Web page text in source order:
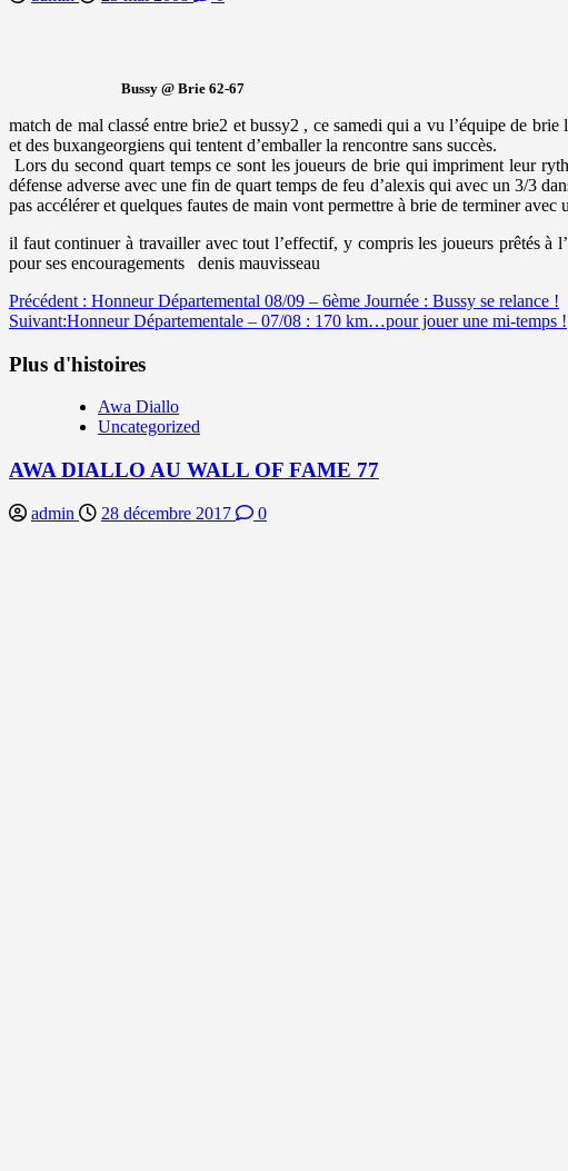
Bussy @ Brie 62-67
match de mal classé entre brie2 et bussy2 , ce samedi qui a vu l’équipe de
et des buxangeorgiens qui tentent d’emballer la rencontre sans succès.
Lors du second quart temps ce sont les joueurs de brie qui impriment leur
défense adverse avec une fin de quart temps de feu d’alexis qui avec un 3/3
pas accélérer et quelques fautes de main vont permettre à brie de terminer avec
il faut continuer à travailler avec tout l’effectif, y compris les joueurs prêtés
pour ses encouragements denis mauvisseau
Navigation
d’article
Précédent : Honneur Départemental 08/09 – 6ème Journée : Bussy se relance !
Suivant:Honneur Départementale – 07/08 : 170 km…pour jouer une mi-temps !
Plus d'histoires
Awa Diallo
Uncategorized
AWA DIALLO AU WALL OF FAME 77
admin 28 décembre 2017 0